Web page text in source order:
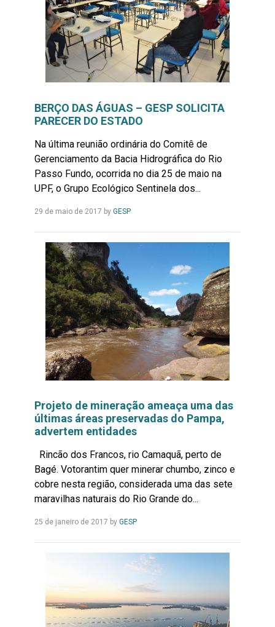
BERÇO DAS ÁGUAS – GESP SOLICITA
PARECER DO ESTADO
Na última reunião ordinária do Comitê de
Gerenciamento da Bacia Hidrográfica do Rio
Passo Fundo, ocorrida no dia 25 de maio na
UPF, o Grupo Ecológico Sentinela dos...
29 de maio de 2017 by GESPLeia
Projeto de mineração ameaça uma das
últimas áreas preservadas do Pampa,
advertem entidades
Rincão dos Francos, rio Camaquã, perto de
Bagé. Votorantim quer minerar chumbo, zinco e
cobre nesta região, considerada uma das sete
maravilhas naturais do Rio Grande do...
25 de janeiro de 2017 by GESPLeia